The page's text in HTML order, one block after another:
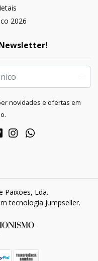
2026
novidades e ofertas em
Paixões, Lda.
tecnologia Jumpseller.